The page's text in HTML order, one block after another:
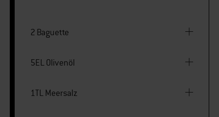
2 Baguette
5EL Olivenöl
1TL Meersalz